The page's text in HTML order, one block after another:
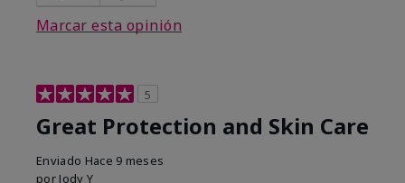
Marcar esta opinión
5
Great Protection and Skin Care
Enviado Hace 9 meses
por Jody Y